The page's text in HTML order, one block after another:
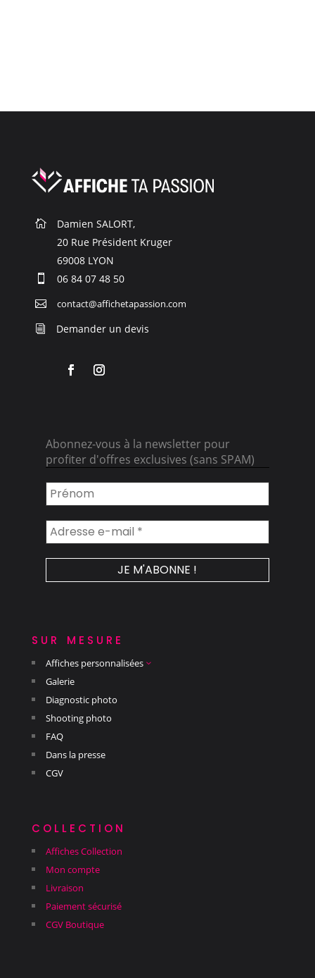
 Damien SALORT,
20 Rue Président Kruger
69008 LYON
 06 84 07 48 50
 contact@affichetapassion.com
i Demander un devis
Abonnez-vous à la newsletter pour
profiter d'offres exclusives (sans SPAM)
sur mesure
Affiches personnalisées3
Galerie
Diagnostic photo
Shooting photo
FAQ
Dans la presse
CGV
collection
Affiches Collection
Mon compte
Livraison
Paiement sécurisé
CGV Boutique